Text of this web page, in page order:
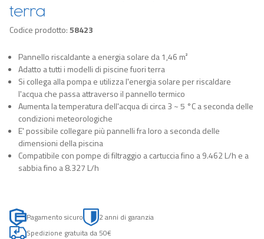
terra
Codice prodotto:58423
Pannello riscaldante a energia solare da 1,46 m²
Adatto a tutti i modelli di piscine fuori terra
Si collega alla pompa e utilizza l'energia solare per riscaldare
l'acqua che passa attraverso il pannello termico
Aumenta la temperatura dell'acqua di circa 3 ~ 5 °C a seconda delle
condizioni meteorologiche
E' possibile collegare più pannelli fra loro a seconda delle
dimensioni della piscina
Compatibile con pompe di filtraggio a cartuccia fino a 9.462 L/h e a
sabbia fino a 8.327 L/h
Pagamento sicuro
2 anni di garanzia
Spedizione gratuita da 50€